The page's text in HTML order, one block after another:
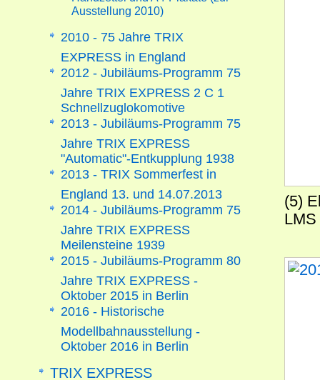
(5)
Ausstellung 2010)
2010 - 75 Jahre TRIX
EXPRESS in England
2012 - Jubiläums-Programm 75
Jahre TRIX EXPRESS 2 C 1
Schnellzuglokomotive
2013 - Jubiläums-Programm 75
Jahre TRIX EXPRESS
"Automatic"-Entkupplung 1938
2013 - TRIX Sommerfest in
England 13. und 14.07.2013
2014 - Jubiläums-Programm 75
Jahre TRIX EXPRESS
Meilensteine 1939
2015 - Jubiläums-Programm 80
Jahre TRIX EXPRESS -
Oktober 2015 in Berlin
2016 - Historische
Modellbahnausstellung -
Oktober 2016 in Berlin
TRIX EXPRESS